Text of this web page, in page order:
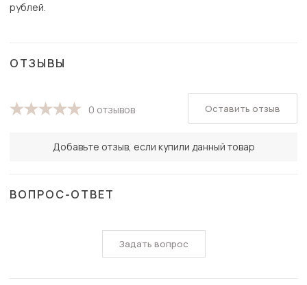
рублей.
ОТЗЫВЫ
0 отзывов
Добавьте отзыв, если купили данный товар
Оставить отзыв
ВОПРОС-ОТВЕТ
Задать вопрос